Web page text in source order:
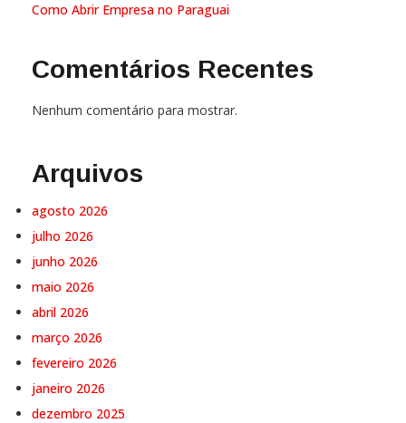
Como Abrir Empresa no Paraguai
Comentários Recentes
Nenhum comentário para mostrar.
Arquivos
agosto 2026
julho 2026
junho 2026
maio 2026
abril 2026
março 2026
fevereiro 2026
janeiro 2026
dezembro 2025